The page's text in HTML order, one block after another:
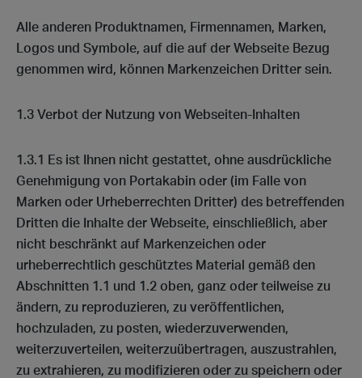
Alle anderen Produktnamen, Firmennamen, Marken,
Logos und Symbole, auf die auf der Webseite Bezug
genommen wird, können Markenzeichen Dritter sein.
1.3 Verbot der Nutzung von Webseiten-Inhalten
1.3.1 Es ist Ihnen nicht gestattet, ohne ausdrückliche
Genehmigung von Portakabin oder (im Falle von
Marken oder Urheberrechten Dritter) des betreffenden
Dritten die Inhalte der Webseite, einschließlich, aber
nicht beschränkt auf Markenzeichen oder
urheberrechtlich geschütztes Material gemäß den
Abschnitten 1.1 und 1.2 oben, ganz oder teilweise zu
ändern, zu reproduzieren, zu veröffentlichen,
hochzuladen, zu posten, wiederzuverwenden,
weiterzuverteilen, weiterzuübertragen, auszustrahlen,
zu extrahieren, zu modifizieren oder zu speichern oder